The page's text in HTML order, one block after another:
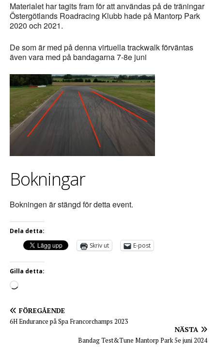
Materialet har tagits fram för att användas på de träningar
Östergötlands Roadracing Klubb hade på Mantorp Park
2020 och 2021.
De som är med på denna virtuella trackwalk förväntas
även vara med på bandagarna 7-8e juni
Bokningar
Bokningen är stängd för detta event.
Dela detta:
Skriv ut
E-post
Gilla detta:
FÖREGÅENDE
6H Endurance på Spa Francorchamps 2023
NÄSTA
Bandag Test&Tune Mantorp Park 5e juni 2024